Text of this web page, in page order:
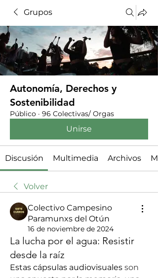
Grupos
Autonomía, Derechos y
Sostenibilidad
Público · 96 Colectivas/ Orgas
Unirse
Discusión Multimedia Archivos
Volver
Colectivo Campesino
Paramunxs del Otún
16 de noviembre de 2024
La lucha por el agua: Resistir
desde la raíz
Estas cápsulas audiovisuales son